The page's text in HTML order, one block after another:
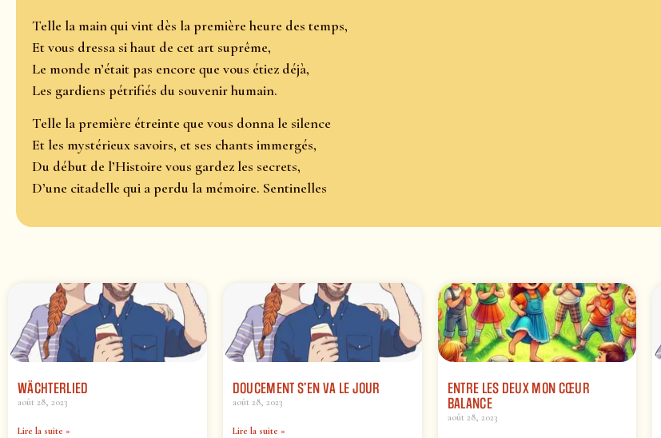
Telle la main qui vint dès la première heure des temps,
Et vous dressa si haut de cet art suprême,
Le monde n’était pas encore que vous étiez déjà,
Les gardiens pétrifiés du souvenir humain.
Telle la première étreinte que vous donna le silence
Et les mystérieux savoirs, et ses chants immergés,
Du début de l’Histoire vous gardez les secrets,
D’une citadelle qui a perdu la mémoire. Sentinelles
WÄCHTERLIED
août 28, 2023
Lire la suite »
DOUCEMENT S’EN VA LE JOUR
août 28, 2023
Lire la suite »
ENTRE LES DEUX MON CŒUR
BALANCE
août 28, 2023